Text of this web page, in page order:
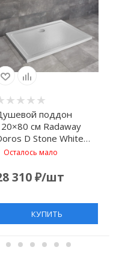
поддон
см Radaway
D Stone White
01-04S
Осталось мало
310₽/шт
КУПИТЬ